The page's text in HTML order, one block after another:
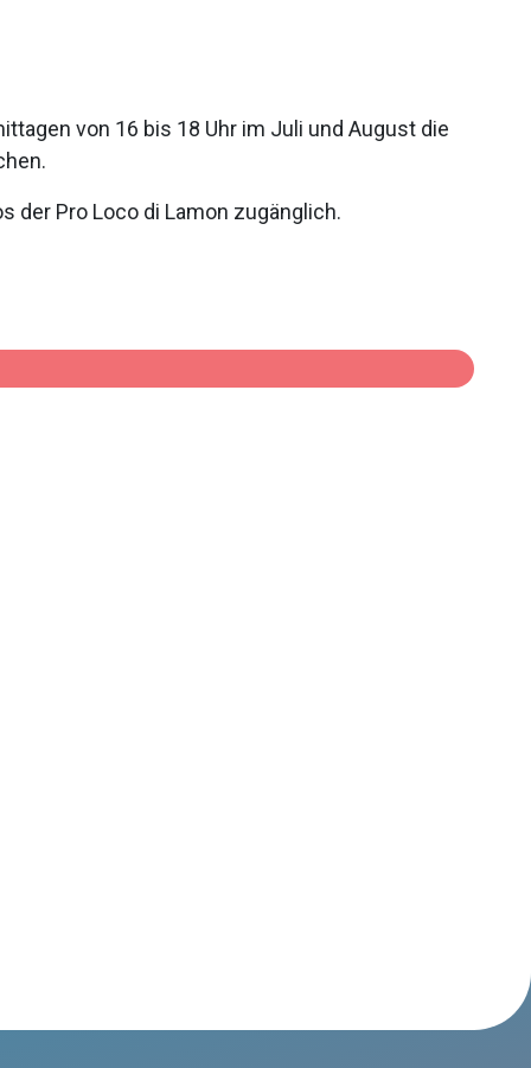
von 16 bis 18 Uhr im Juli und August die
der Pro Loco di Lamon zugänglich.